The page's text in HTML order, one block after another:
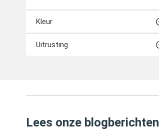
Kleur
Uitrusting
Lees onze blogberichten